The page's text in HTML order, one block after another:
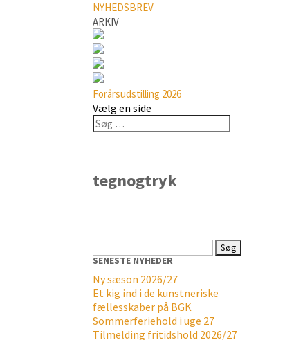
NYHEDSBREV
ARKIV
Forårsudstilling 2026
Vælg en side
tegnogtryk
efter:
SENESTE NYHEDER
Ny sæson 2026/27
Et kig ind i de kunstneriske
fællesskaber på BGK
Sommerferiehold i uge 27
Tilmelding fritidshold 2026/27